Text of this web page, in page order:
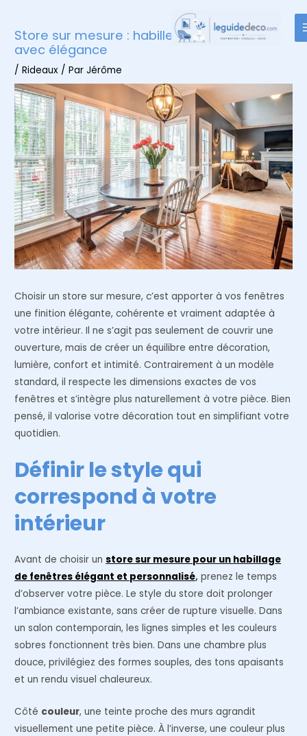
contenu
Store sur mesure : habillez vos fenêtres
avec élégance
/Rideaux / ParJérôme
Choisir un store sur mesure, c’est apporter à vos fenêtres
une finition élégante, cohérente et vraiment adaptée à
votre intérieur. Il ne s’agit pas seulement de couvrir une
ouverture, mais de créer un équilibre entre décoration,
lumière, confort et intimité. Contrairement à un modèle
standard, il respecte les dimensions exactes de vos
fenêtres et s’intègre plus naturellement à votre pièce. Bien
pensé, il valorise votre décoration tout en simplifiant votre
quotidien.
Définir le style qui
correspond à votre
intérieur
Avant de choisir unstore sur mesure pour un habillage
de fenêtres élégant et personnalisé, prenez le temps
d’observer votre pièce. Le style du store doit prolonger
l’ambiance existante, sans créer de rupture visuelle. Dans
un salon contemporain, les lignes simples et les couleurs
sobres fonctionnent très bien. Dans une chambre plus
douce, privilégiez des formes souples, des tons apaisants
et un rendu visuel chaleureux.
Côté couleur, une teinte proche des murs agrandit
visuellement une petite pièce. À l’inverse, une couleur plus